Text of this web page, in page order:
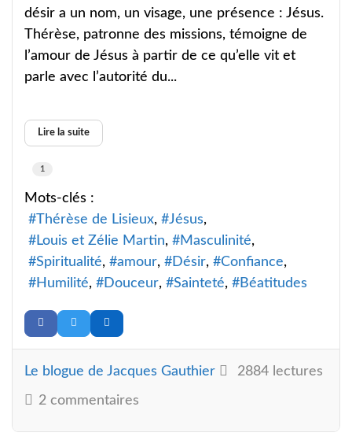
désir a un nom, un visage, une présence : Jésus.
Thérèse, patronne des missions, témoigne de
l’amour de Jésus à partir de ce qu’elle vit et
parle avec l’autorité du...
Lire la suite
1
Mots-clés :
Thérèse de Lisieux
Jésus
Louis et Zélie Martin
Masculinité
Spiritualité
amour Désir
Confiance
Humilité
Douceur Sainteté Béatitudes
Le blogue de Jacques Gauthier 2884 lectures
2 commentaires